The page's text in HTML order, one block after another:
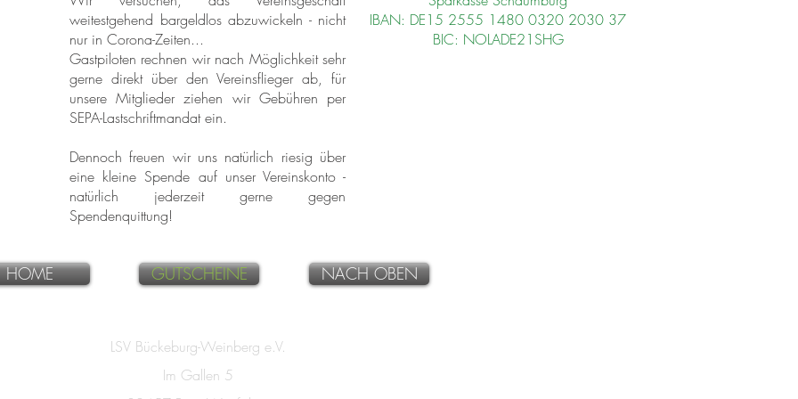
weitestgehend bargeldlos abzuwickeln - nicht
nur in Corona-Zeiten...
Gastpiloten rechnen wir nach Möglichkeit sehr
gerne direkt über den Vereinsflieger ab, für
unsere Mitglieder ziehen wir Gebühren per
SEPA-Lastschriftmandat ein.
Dennoch freuen wir uns natürlich riesig über
eine kleine Spende auf unser Vereinskonto -
natürlich jederzeit gerne gegen
Spendenquittung!
IBAN: DE15 2555 1480 0320 2030 37
BIC: NOLADE21SHG
HOME GUTSCHEINE NACH OBEN
LSV Bückeburg-Weinberg e.V.
Im Gallen 5